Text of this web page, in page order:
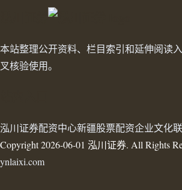
本站整理公开资料、栏目索引和延伸阅读
叉核验使用。
泓川证券配资中心新疆股票配资企业文化
Copyright 2026-06-01 泓川证券. All Rights
ynlaixi.com